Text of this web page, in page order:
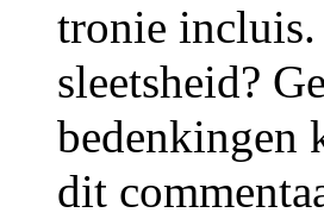
tronie
sleetsheid?
bedenkingen
dit